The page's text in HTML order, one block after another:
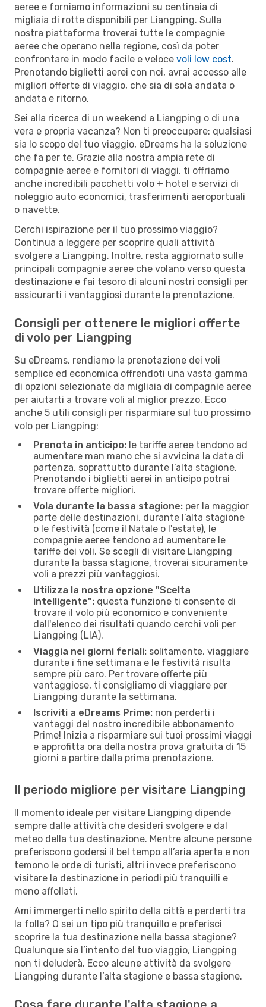
aeree e forniamo informazioni su centinaia di
migliaia di rotte disponibili per Liangping. Sulla
nostra piattaforma troverai tutte le compagnie
aeree che operano nella regione, così da poter
confrontare in modo facile e veloce voli low cost.
Prenotando biglietti aerei con noi, avrai accesso alle
migliori offerte di viaggio, che sia di sola andata o
andata e ritorno.
Sei alla ricerca di un weekend a Liangping o di una
vera e propria vacanza? Non ti preoccupare: qualsiasi
sia lo scopo del tuo viaggio, eDreams ha la soluzione
che fa per te. Grazie alla nostra ampia rete di
compagnie aeree e fornitori di viaggi, ti offriamo
anche incredibili pacchetti volo + hotel e servizi di
noleggio auto economici, trasferimenti aeroportuali
o navette.
Cerchi ispirazione per il tuo prossimo viaggio?
Continua a leggere per scoprire quali attività
svolgere a Liangping. Inoltre, resta aggiornato sulle
principali compagnie aeree che volano verso questa
destinazione e fai tesoro di alcuni nostri consigli per
assicurarti i vantaggiosi durante la prenotazione.
Consigli per ottenere le migliori offerte
di volo per Liangping
Su eDreams, rendiamo la prenotazione dei voli
semplice ed economica offrendoti una vasta gamma
di opzioni selezionate da migliaia di compagnie aeree
per aiutarti a trovare voli al miglior prezzo. Ecco
anche 5 utili consigli per risparmiare sul tuo prossimo
volo per Liangping:
Prenota in anticipo: le tariffe aeree tendono ad
aumentare man mano che si avvicina la data di
partenza, soprattutto durante l’alta stagione.
Prenotando i biglietti aerei in anticipo potrai
trovare offerte migliori.
Vola durante la bassa stagione: per la maggior
parte delle destinazioni, durante l’alta stagione
o le festività (come il Natale o l'estate), le
compagnie aeree tendono ad aumentare le
tariffe dei voli. Se scegli di visitare Liangping
durante la bassa stagione, troverai sicuramente
voli a prezzi più vantaggiosi.
Utilizza la nostra opzione "Scelta
intelligente": questa funzione ti consente di
trovare il volo più economico e conveniente
dall'elenco dei risultati quando cerchi voli per
Liangping (LIA).
Viaggia nei giorni feriali: solitamente, viaggiare
durante i fine settimana e le festività risulta
sempre più caro. Per trovare offerte più
vantaggiose, ti consigliamo di viaggiare per
Liangping durante la settimana.
Iscriviti a eDreams Prime: non perderti i
vantaggi del nostro incredibile abbonamento
Prime! Inizia a risparmiare sui tuoi prossimi viaggi
e approfitta ora della nostra prova gratuita di 15
giorni a partire dalla prima prenotazione.
Il periodo migliore per visitare Liangping
Il momento ideale per visitare Liangping dipende
sempre dalle attività che desideri svolgere e dal
meteo della tua destinazione. Mentre alcune persone
preferiscono godersi il bel tempo all’aria aperta e non
temono le orde di turisti, altri invece preferiscono
visitare la destinazione in periodi più tranquilli e
meno affollati.
Ami immergerti nello spirito della città e perderti tra
la folla? O sei un tipo più tranquillo e preferisci
scoprire la tua destinazione nella bassa stagione?
Qualunque sia l’intento del tuo viaggio, Liangping
non ti deluderà. Ecco alcune attività da svolgere
Liangping durante l’alta stagione e bassa stagione.